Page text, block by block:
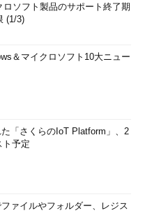
ロソフト製品のサポート終了期
(1/3)
＆マイクロソフト10大ニュー
「さくらのIoT Platform」、2
ト予定
ァイルやフォルダー、レジス